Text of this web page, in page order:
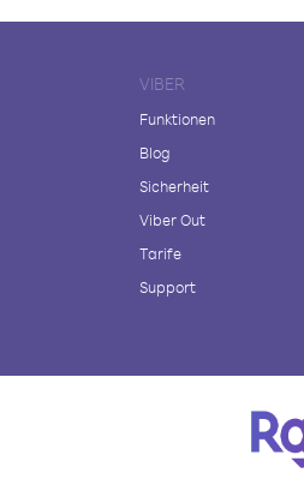
VIBER
Funktionen
Blog
Sicherheit
Viber Out
Tarife
Support